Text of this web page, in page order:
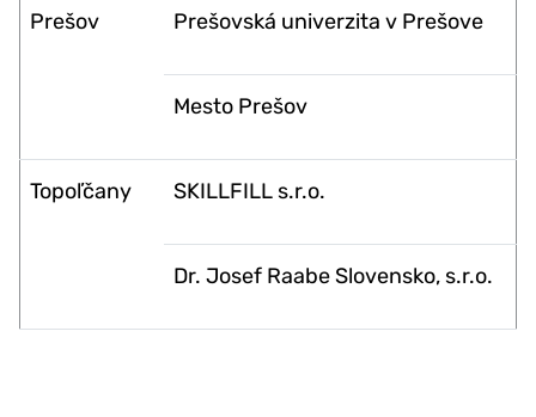
Prešov Prešovská univerzita v Prešove
Mesto Prešov
Topoľčany SKILLFILL s.r.o.
Dr. Josef Raabe Slovensko, s.r.o.